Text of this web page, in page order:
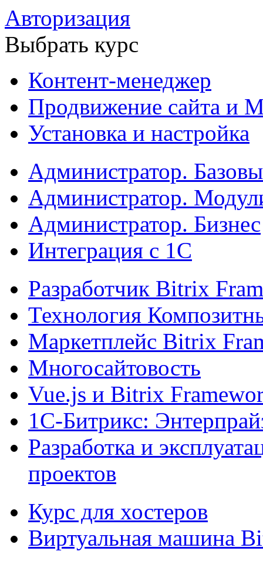
Авторизация
Выбрать курс
Контент-менеджер
Продвижение сайта и
Установка и настройка
Администратор.
Администратор.
Администратор. Бизнес
Интеграция с 1С
Разработчик Bitrix
Технология
Маркетплейс Bitrix
Многосайтовость
Vue.js и Bitrix
1С-Битрикс:
Разработка и
проектов
Курс для хостеров
Виртуальная машина